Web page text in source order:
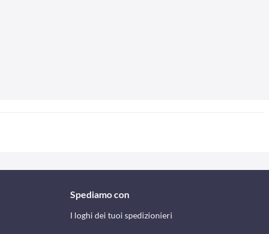
Spediamo con
I loghi dei tuoi spedizionieri